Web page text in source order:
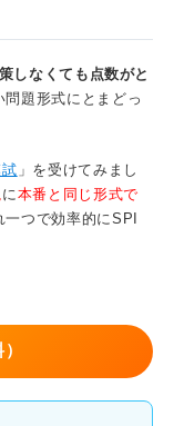
しなくても点数がと
題形式にとまどっ
」を受けてみまし
に 本番と同じ形式で
一つで効率的にSPI